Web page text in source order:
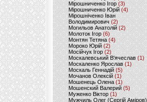
Мірошниченко Ігор (3)
Мірошниченко Юрій(4)
Мірошніченко Іван
Володимирович (2)
Могильов Анатолій (2)
Молоток Ігор (6)
Монтян Тетяна (4)
Мороко Юрій(2)
Мосійчук Ігор (2)
Москалевський В'ячеслав (1)
Москаленко Ярослав (1)
Москаль Геннадій (5)
Мочанов Олексій(1)
Мошенець Олена(1)
Мошенский Валерий (5)
Муженко Віктор (1)
Мужчиль Олег (Сергій Аміров)